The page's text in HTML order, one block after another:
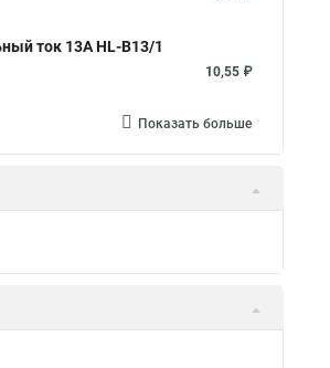
ток 13А HL-B13/1
10,55 ₽
Показать больше